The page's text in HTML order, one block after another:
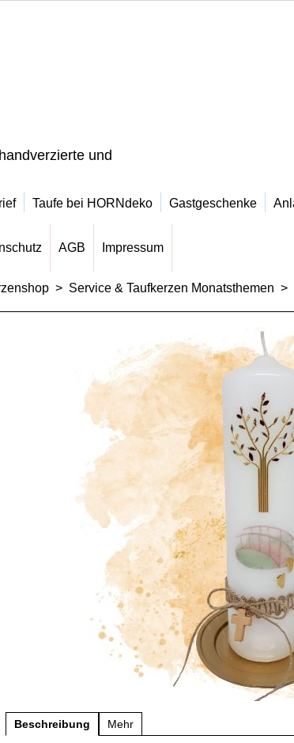
und
Taufe bei HORNdeko Gastgeschenke
AGB Impressum
> Service & Taufkerzen Monatsthemen >
Beschreibung Mehr